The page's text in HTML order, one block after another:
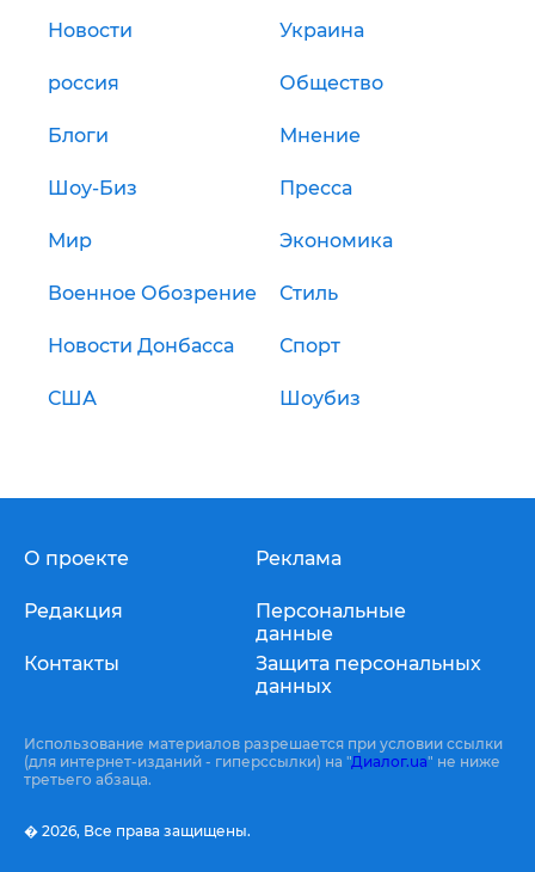
Новости Украина
россия Общество
Блоги Мнение
Шоу-Биз Пресса
Мир Экономика
Военное Обозрение Стиль
Новости Донбасса Спорт
США Шоубиз
О проекте
Редакция
Контакты
Реклама
Персональные
данные
Защита персональных
данных
Использование материалов разрешается при условии ссылки
(для интернет-изданий - гиперссылки) на "Диалог.ua" не ниже
третьего абзаца.
� 2026, Все права защищены.